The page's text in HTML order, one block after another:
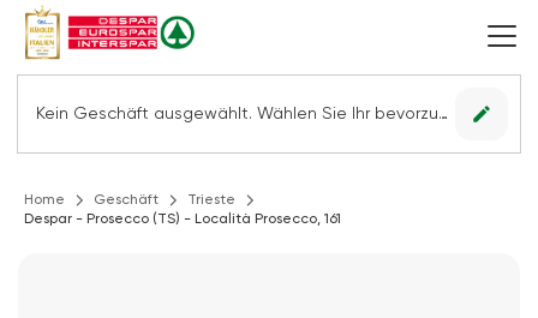
Kein Geschäft ausgewählt. Wählen Sie Ihr bevorzugtes Geschäft, um alle Angebote sehen zu können. edit
Home Geschäft
Trieste
Despar - Prosecco (TS) - Località Prosecco, 161